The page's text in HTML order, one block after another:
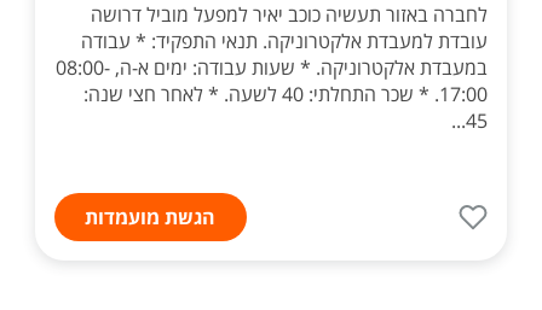
לחברה באזור תעשיה כוכב יאיר למפעל מוביל דרושה
עובדת למעבדת אלקטרוניקה. תנאי התפקיד: * עבודה
במעבדת אלקטרוניקה. * שעות עבודה: ימים א-ה, 08:00-
17:00. * שכר התחלתי: 40 לשעה. * לאחר חצי שנה:
45...
הגשת מועמדות